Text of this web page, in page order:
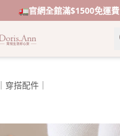
🚛官網全館滿$1500免運費
｜穿搭配件｜